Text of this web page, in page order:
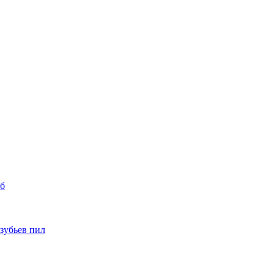
пил